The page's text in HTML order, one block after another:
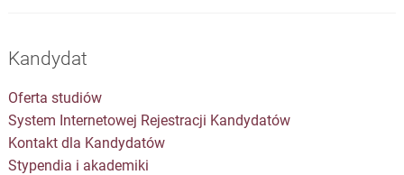
Kandydat
Oferta studiów
System Internetowej Rejestracji Kandydatów
Kontakt dla Kandydatów
Stypendia i akademiki